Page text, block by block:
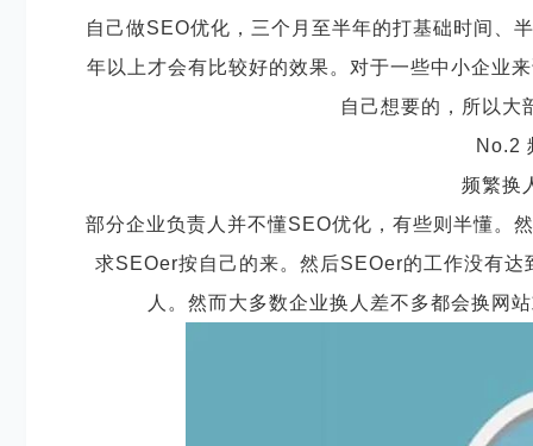
自己做SEO优化，三个月至半年的打基础时间、
年以上才会有比较好的效果。对于一些中小企业
自己想要的，所以大
No.2
频繁换
部分企业负责人并不懂SEO优化，有些则半懂。
求SEOer按自己的来。然后SEOer的工作没有
人。然而大多数企业换人差不多都会换网